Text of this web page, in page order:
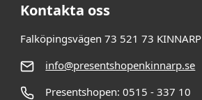
Kontakta oss
Falköpingsvägen 73 521 73 KINNARP
info@presentshopenkinnarp.se
Presentshopen: 0515 - 337 10